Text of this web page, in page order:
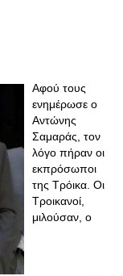
Αφού τους
ενημέρωσε ο
Αντώνης
Σαμαράς, τον
λόγο πήραν οι
εκπρόσωποι
της Τρόικα. Οι
Τροικανοί,
μιλούσαν, ο